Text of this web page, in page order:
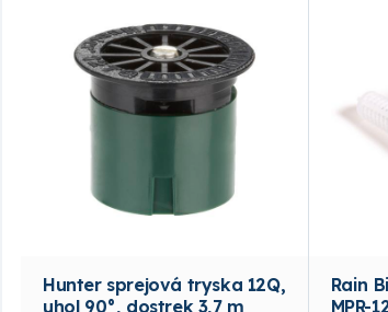
Hunter sprejová tryska 12Q,
uhol 90°, dostrek 3,7 m
Rain
MPR-